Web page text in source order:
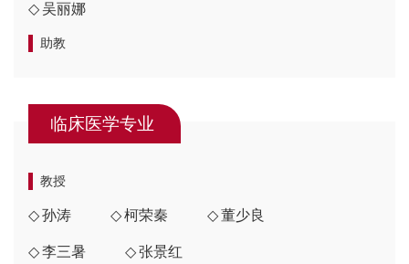
吴丽娜
助教
临床医学专业
教授
孙涛 柯荣秦 董少良
李三暑 张景红